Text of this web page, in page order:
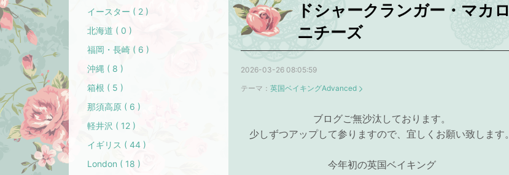
ドシャークランガー・マカロ
ニチーズ
2026-03-26 08:05:59
テーマ： 英国ベイキングAdvanced
ブログご無沙汰しております。
少しずつアップして参りますので、宜しくお願い致します。
今年初の英国ベイキング
イースター ( 2 )
北海道 ( 0 )
福岡・長崎 ( 6 )
沖縄 ( 8 )
箱根 ( 5 )
那須高原 ( 6 )
軽井沢 ( 12 )
イギリス ( 44 )
London ( 18 )